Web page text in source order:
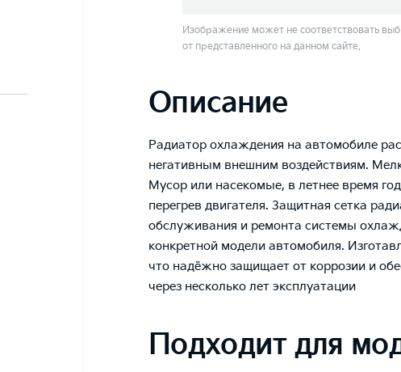
Изображение может не соответствовать
от представленного на данном сайте.
Описание
Радиатор охлаждения на автомобиле
негативным внешним воздействиям.
Мусор или насекомые, в летнее время
перегрев двигателя. Защитная сетка
обслуживания и ремонта системы
конкретной модели автомобиля.
что надёжно защищает от коррозии и
через несколько лет эксплуатации
Подходит для